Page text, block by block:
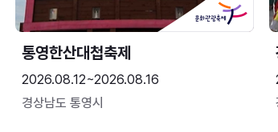
통영한산대첩축제
2026.08.12~2026.08.16
경상남도 통영시